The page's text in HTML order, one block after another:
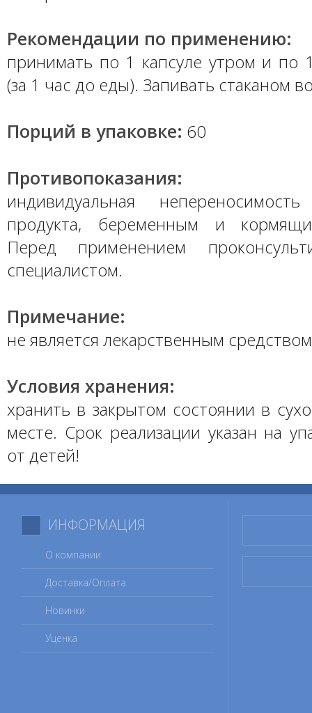
Рекомендации по применению:
принимать по 1 капсуле утром и по
(за 1 час до еды). Запивать стаканом
Порций в упаковке: 60
Противопоказания:
индивидуальная
продукта, беременным и
Перед применением
специалистом.
Примечание:
не является лекарственным
Условия хранения:
хранить в закрытом состоянии в
месте. Срок реализации указан на
от детей!
ИНФОРМАЦИЯ
О компании
Доставка/Оплата
Новинки
Уценка